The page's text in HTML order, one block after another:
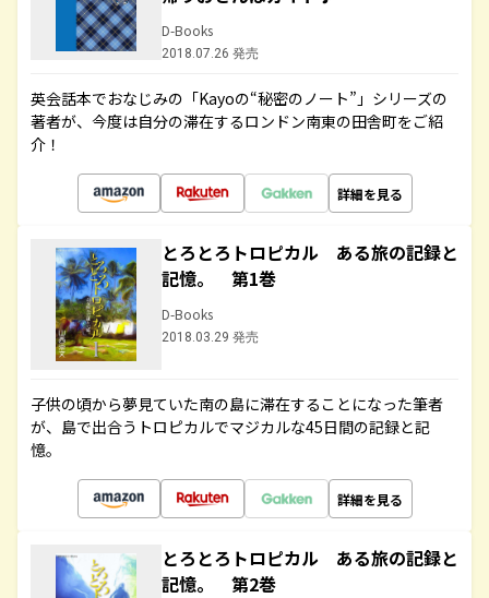
D-Books
2018.07.26 発売
英会話本でおなじみの「Kayoの“秘密のノート”」シリーズの
著者が、今度は自分の滞在するロンドン南東の田舎町をご紹
介！
詳細を見る
とろとろトロピカル ある旅の記録と
記憶。 第1巻
D-Books
2018.03.29 発売
子供の頃から夢見ていた南の島に滞在することになった筆者
が、島で出合うトロピカルでマジカルな45日間の記録と記
憶。
詳細を見る
とろとろトロピカル ある旅の記録と
記憶。 第2巻